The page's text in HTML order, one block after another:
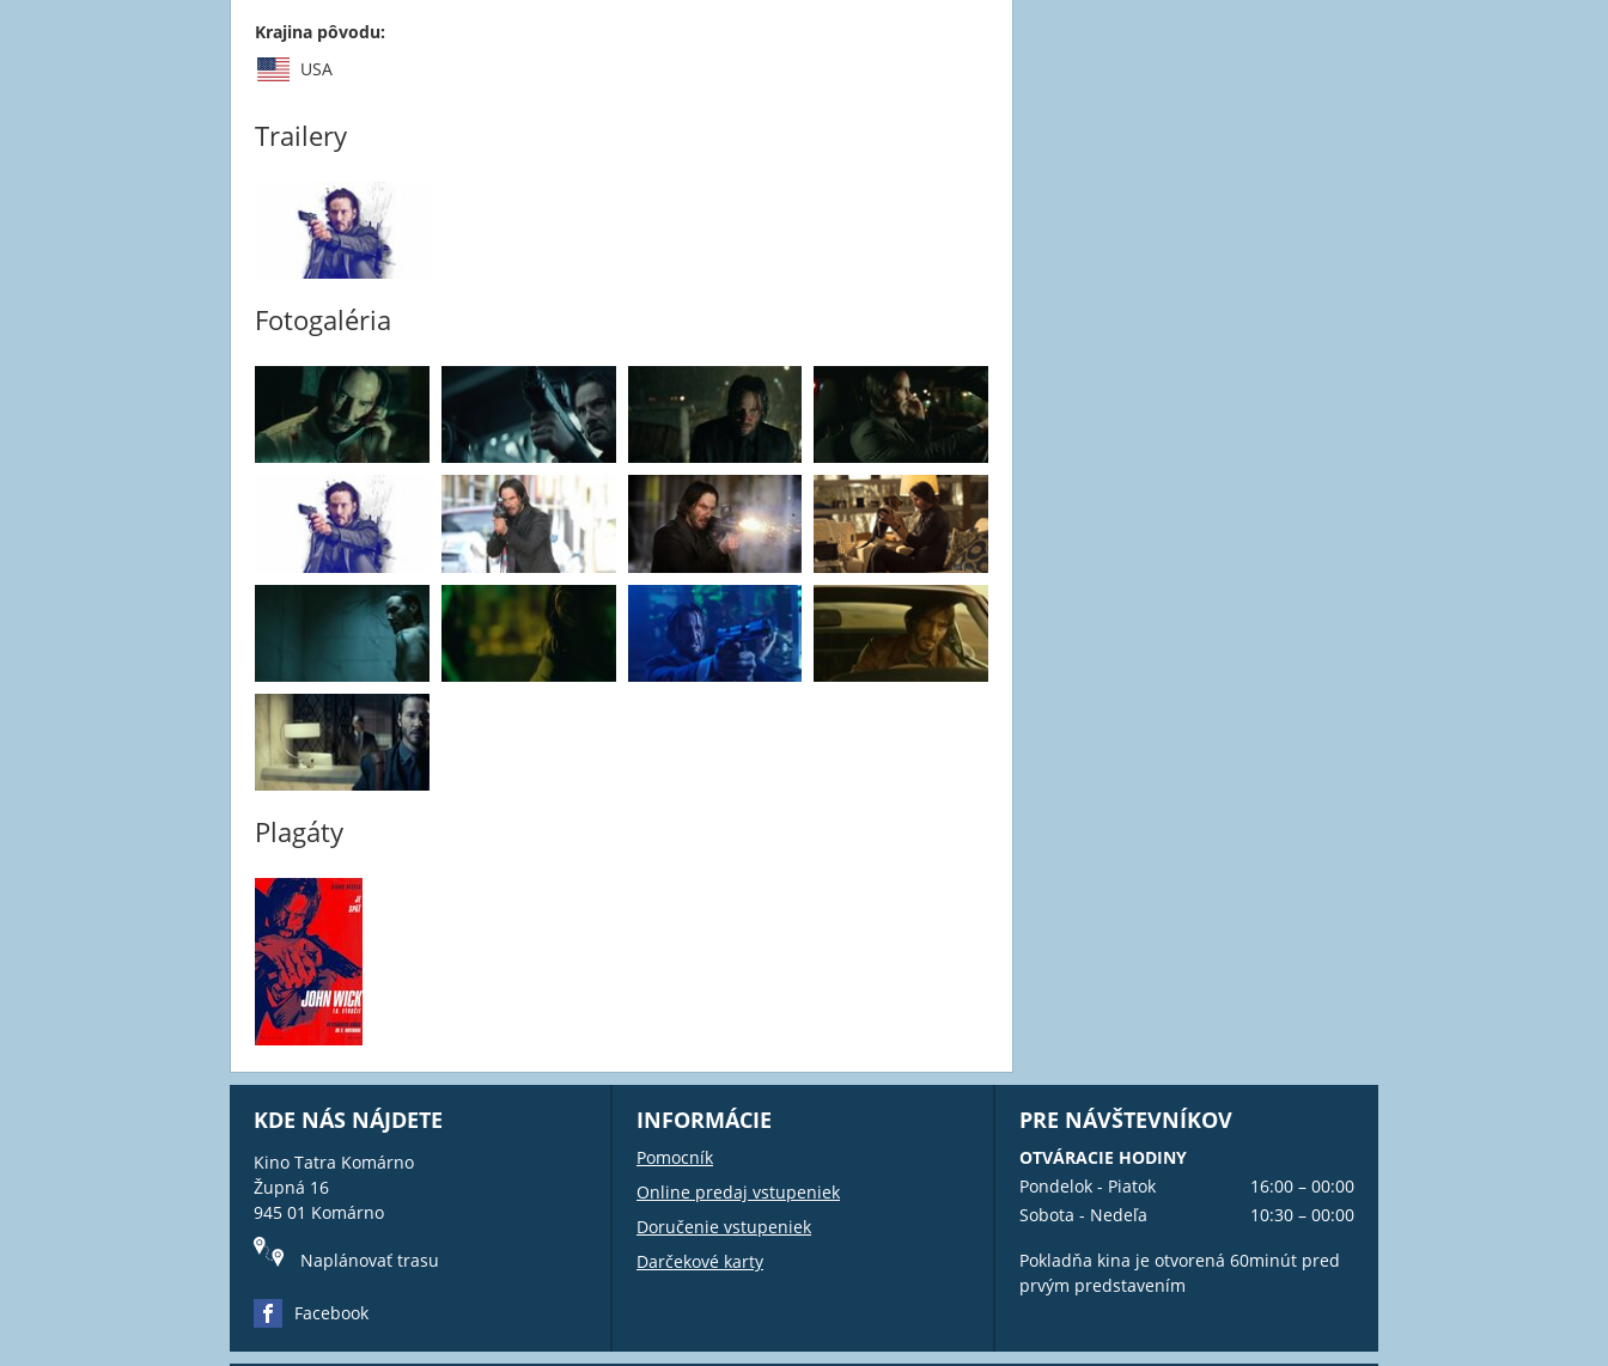
Krajina pôvodu:
USA
Trailery
Fotogaléria
Plagáty
KDE NÁS NÁJDETE
Kino Tatra Komárno
Župná 16
945 01 Komárno
Naplánovať trasu
Facebook
INFORMÁCIE
Pomocník
Online predaj vstupeniek
Doručenie vstupeniek
Darčekové karty
PRE NÁVŠTEVNÍKOV
OTVÁRACIE HODINY
Pondelok - Piatok
16:00 – 00:00
Sobota - Nedeľa
10:30 – 00:00
Pokladňa kina je otvorená 60minút pred
prvým predstavením